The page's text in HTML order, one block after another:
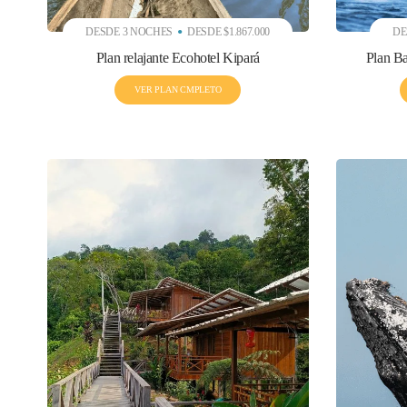
Entre las
Solano en
DESDE 3 NOCHES DESDE $1.867.000
Plan relajante Ecohotel Kipará
VER PLAN CMPLETO
Plan